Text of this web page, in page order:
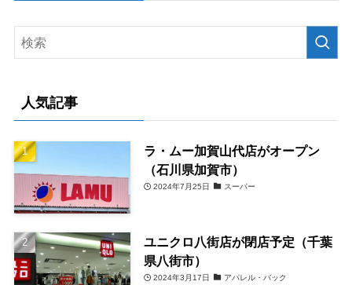
人気記事
ラ・ムー加賀山代店がオープン
（石川県加賀市）
2024年7月25日 スーパー
ユニクロ八街店が閉店予定（千葉
県八街市）
2024年3月17日 アパレル・バック